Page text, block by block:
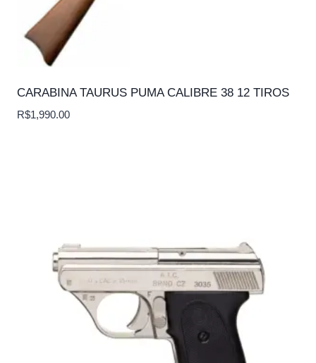
CARABINA TAURUS PUMA CALIBRE 38 12 TIROS
R$1,990.00